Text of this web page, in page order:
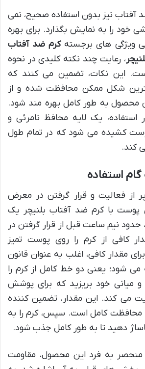
آفتاب نیز بدون استفاده صحیح، نمی
خود را به نمایش بگذارد. برای بهره
ویژگی های برجستهکرم ضد آفتاب
، رعایت چند نکته کلیدی در نحوه
این نکات، تضمین می کنند که
شکل ممکن محافظت شده و از
محصول به طور کامل بهره مند شود.
استفاده، یک لایه محافظ نامرئی و
کشیده می شود که در تمام طول
کند.
استفاده
از فعالیت و قرار گرفتن در معرض
پوست با کرم ضد آفتاب بلنیچر یک
نیم ساعت قبل از قرار گرفتن در
کافی از کرم را روی پوست تمیز
مقدار کافی، اغلب به عنوان قانون
شود؛ یعنی دو خط کامل از کرم را
میانی خود بریزید که برای پوشش
می کند. این مقدار، تضمین کننده
کامل است. سپس، کرم را به
دهید تا به طور کامل جذب شود.
منحصر به فرد این محصول، مقاومت